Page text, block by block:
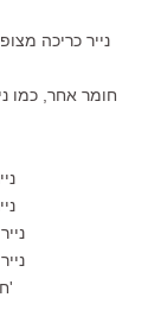
חומר אחר, כמו
נייר
נייר
חומר אחר, כמו פלסטיק, עור, נייר קראפט וכו'